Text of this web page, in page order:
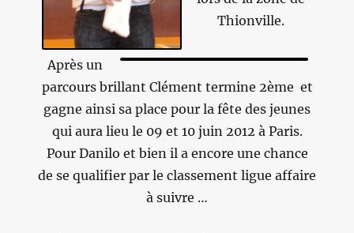
Thionville.
Après un
parcours brillant Clément termine 2ème et
gagne ainsi sa place pour la fête des jeunes
qui aura lieu le 09 et 10 juin 2012 à Paris.
Pour Danilo et bien il a encore une chance
de se qualifier par le classement ligue affaire
à suivre …